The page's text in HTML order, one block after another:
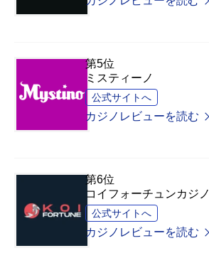
第5位
ミスティーノ
公式サイトへ
カジノレビューを読む
第6位
コイフォーチュンカジノ
公式サイトへ
カジノレビューを読む